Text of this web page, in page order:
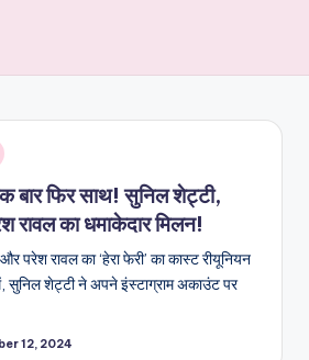
बार फिर साथ! सुनिल शेट्टी,
रावल का धमाकेदार मिलन!
परेश रावल का ‘हेरा फेरी’ का कास्ट रीयूनियन
सुनिल शेट्टी ने अपने इंस्टाग्राम अकाउंट पर
12, 2024